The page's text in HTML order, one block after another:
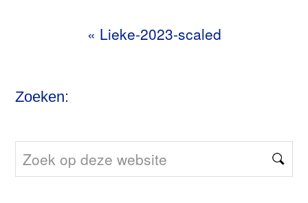
« Lieke-2023-scaled
Zoeken:
Zoek
op